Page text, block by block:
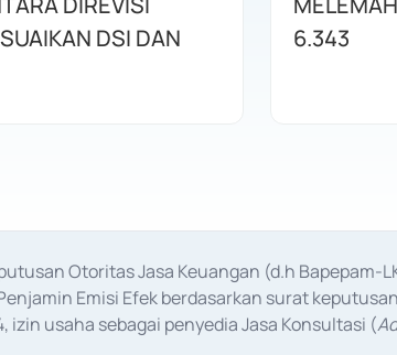
DSI DAN
6.343
Otoritas Jasa Keuangan (d.h Bapepam-
Emisi Efek berdasarkan surat
izin usaha sebagai penyedia Jasa Konsultasi (